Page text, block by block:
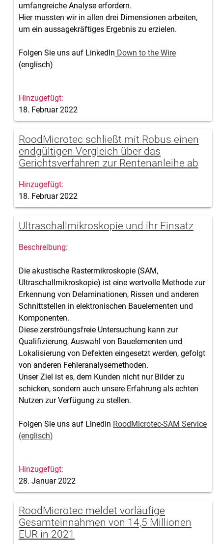
umfangreiche Analyse erfordern.
Hier mussten wir in allen drei Dimensionen arbeiten,
um ein aussagekräftiges Ergebnis zu erzielen.
Folgen Sie uns auf LinkedIn Down to the Wire
(englisch)
18. Februar 2022
RoodMicrotec schließt mit Robus einen
endgültigen Vergleich über das
Gerichtsverfahren zur Rentenanleihe ab
18. Februar 2022
Ultraschallmikroskopie und ihr Einsatz
Die akustische Rastermikroskopie (SAM,
Ultraschallmikroskopie) ist eine wertvolle Methode zur
Erkennung von Delaminationen, Rissen und anderen
Schnittstellen in elektronischen Bauelementen und
Komponenten.
Diese zerströungsfreie Untersuchung kann zur
Qualifizierung, Auswahl von Bauelementen und
Lokalisierung von Defekten eingesetzt werden, gefolgt
von anderen Fehleranalysemethoden.
Unser Ziel ist es, dem Kunden nicht nur Bilder zu
schicken, sondern auch unsere Erfahrung als echten
Nutzen zur Verfügung zu stellen.
Folgen Sie uns auf LinedIn RoodMicrotec-SAM Service
(englisch)
28. Januar 2022
RoodMicrotec meldet vorläufige
Gesamteinnahmen von 14,5 Millionen
EUR in 2021